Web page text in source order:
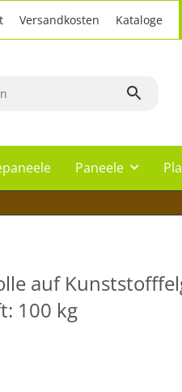
Versandkosten Kataloge
Paneele
auf
100 kg